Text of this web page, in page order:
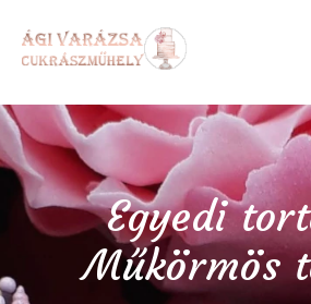
Egyedi
Műkörmös